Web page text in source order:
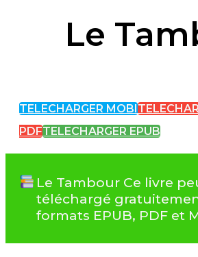
Le
TELECHARGER MOBI
PDFTELECHARGER EPUB
Le Tambour Ce livre
téléchargé
formats EPUB, PDF et